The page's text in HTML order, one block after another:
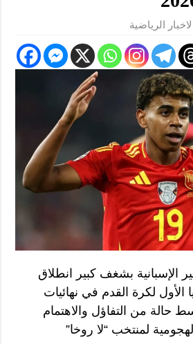
الرياضية
الإسبانية بشغف كبير انطلاق
الأول لكرة القدم في نهائيات
العالم 2026 وسط حالة من التفاؤل والاهتمام
لمنتخب “لا روخا”